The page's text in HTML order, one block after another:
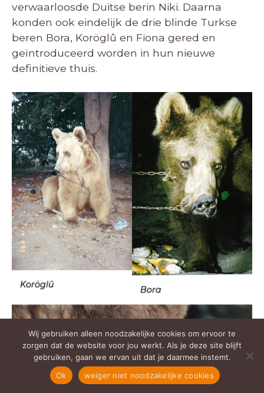
verwaarloosde Duitse berin Niki. Daarna
konden ook eindelijk de drie blinde Turkse
beren Bora, Koröglû en Fiona gered en
geïntroduceerd worden in hun nieuwe
definitieve thuis.
Koröglû
Bora
Wij gebruiken alleen noodzakelijke cookies om ervoor te
zorgen dat de website voor jou werkt. Als je deze site blijft
gebruiken, gaan we ervan uit dat je daarmee instemt.
Ok
weiger niet noodzakelijke cookies